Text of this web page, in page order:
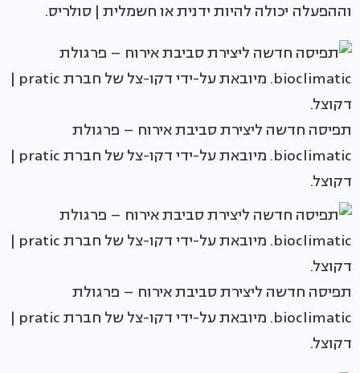
וההפעלה יכולה להיות ידנית או חשמלית | סולריס.
תפיסה חדשה ליצירת סביבת אירוח – פרגולת
bioclimatic. מיובאת על-ידי דקו-צל של חברת pratic |
דקוצל.
תפיסה חדשה ליצירת סביבת אירוח – פרגולת
bioclimatic. מיובאת על-ידי דקו-צל של חברת pratic |
דקוצל.